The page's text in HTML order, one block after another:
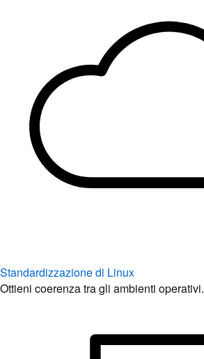
Standardizzazione di Linux
Ottieni coerenza tra gli ambienti operativi.